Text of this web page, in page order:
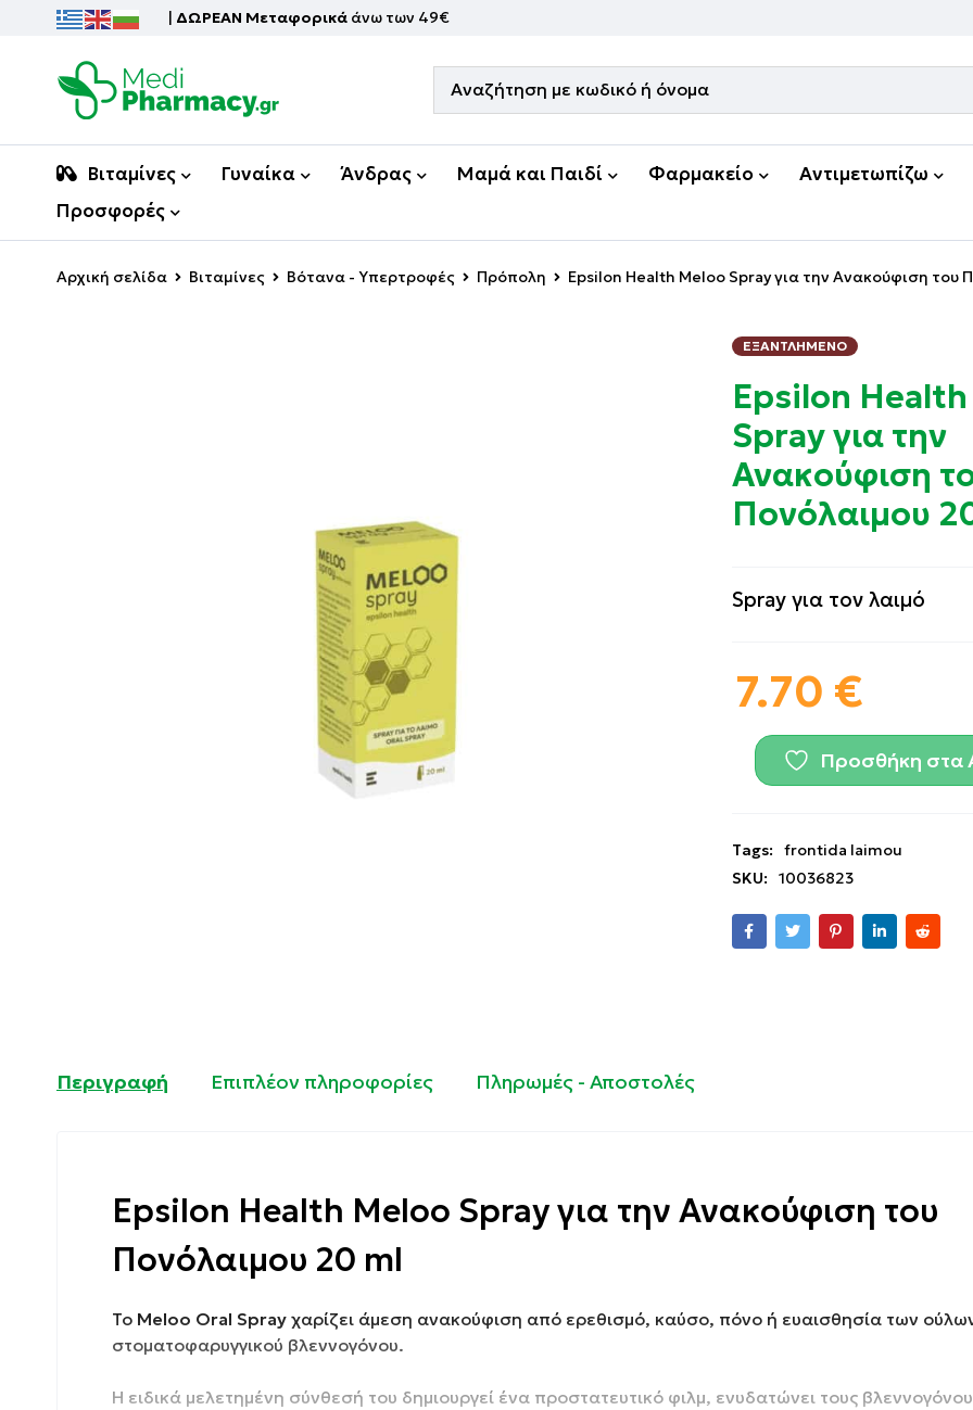
| ΔΩΡΕΑΝ Μεταφορικά άνω των 49€
Βιταμίνες Γυναίκα Άνδρας Μαμά και Παιδί Φαρμακείο Αντιμετωπίζω
Προσφορές
Αρχική σελίδα Βιταμίνες Βότανα - Υπερτροφές Πρόπολη Epsilon Health Meloo Spray για την Ανακούφιση του
ΕΞΑΝΤΛΗΜΈΝΟ
Epsilon
Spray για την
Ανακούφιση
Πονόλαιμου
Spray για τον λαιμό
7.70 €
Προσθήκη στα
Tags:
frontida laimou
SKU:
10036823
Περιγραφή Επιπλέον πληροφορίες Πληρωμές - Αποστολές
Epsilon Health Meloo Spray για την Ανακούφιση του
Πονόλαιμου 20 ml
Το Meloo Oral Spray χαρίζει άμεση ανακούφιση από ερεθισμό, καύσο, πόνο ή ευαισθησία των
στοματοφαρυγγικού βλεννογόνου.
Η ειδικά μελετημένη σύνθεσή του δημιουργεί ένα προστατευτικό φιλμ, ενυδατώνει τους